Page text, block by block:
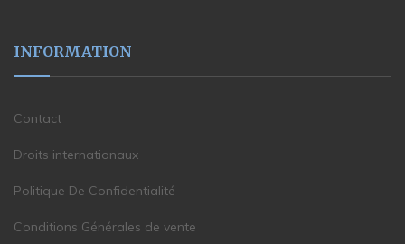
INFORMATION
Contact
Droits internationaux
Politique De Confidentialité
Conditions Générales de vente